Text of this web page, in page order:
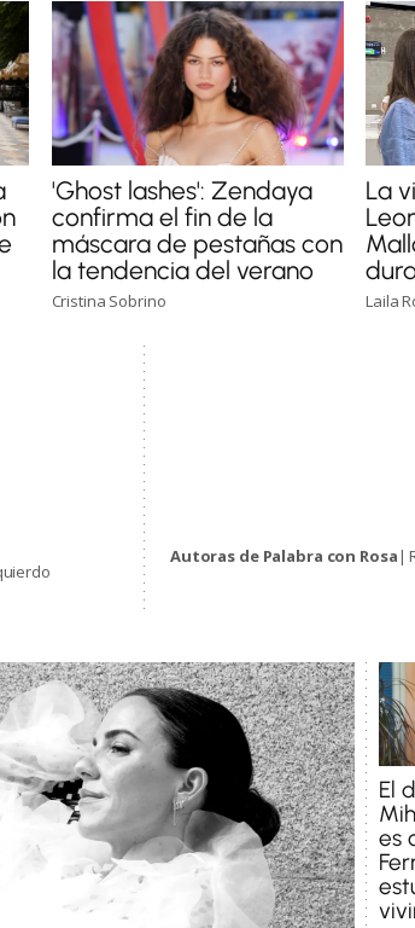
'Ghost lashes': Zendaya
confirma el fin de la
máscara de pestañas con
la tendencia del verano
Cristina Sobrino
La
Laila
Autoras de Palabra con Rosa|
El
es